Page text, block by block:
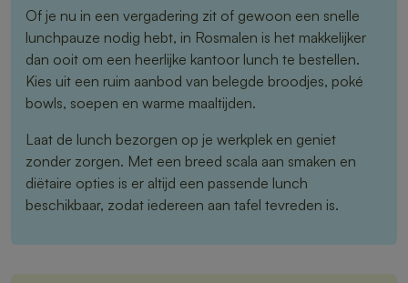
Of je nu in een vergadering zit of gewoon een snelle
lunchpauze nodig hebt, in Rosmalen is het makkelijker
dan ooit om een heerlijke kantoor lunch te bestellen.
Kies uit een ruim aanbod van belegde broodjes, poké
bowls, soepen en warme maaltijden.
Laat de lunch bezorgen op je werkplek en geniet
zonder zorgen. Met een breed scala aan smaken en
diëtaire opties is er altijd een passende lunch
beschikbaar, zodat iedereen aan tafel tevreden is.